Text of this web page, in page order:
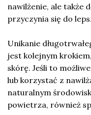
nawilżenie, ale także
przyczynia się do
Unikanie
jest kolejnym
skórę. Jeśli to
lub korzystać z
naturalnym
powietrza, również